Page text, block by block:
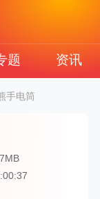
题 资讯
手电筒